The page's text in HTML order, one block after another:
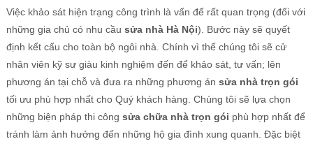
Việc khảo sát hiện trạng công trình là vấn để rất quan trọng (đối với
những gia chủ có nhu cầu sửa nhà Hà Nội). Bước này sẽ quyết
định kết cấu cho toàn bộ ngôi nhà. Chính vì thế chúng tôi sẽ cử
nhân viên kỹ sư giàu kinh nghiệm đến để khảo sát, tư vấn; lên
phương án tại chỗ và đưa ra những phương án sửa nhà trọn gói
tối ưu phù hợp nhất cho Quý khách hàng. Chúng tôi sẽ lựa chọn
những biện pháp thi công sửa chữa nhà trọn gói phù hợp nhất để
tránh làm ảnh hưởng đến những hộ gia đình xung quanh. Đặc biệt